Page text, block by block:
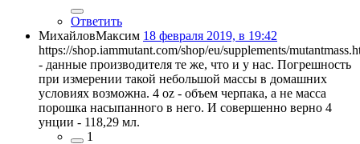
Ответить
МихайловМаксим 18 февраля 2019, в 19:42
https://shop.iammutant.com/shop/eu/supplements/
- данные производителя те же, что и у нас. Погрешность
при измерении такой небольшой массы в домашних
условиях возможна. 4 oz - объем черпака, а не масса
порошка насыпанного в него. И совершенно верно 4
унции - 118,29 мл.
1